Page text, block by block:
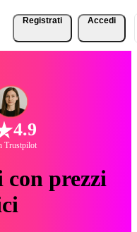
Registrati Accedi
4.9
Trustpilot
con prezzi